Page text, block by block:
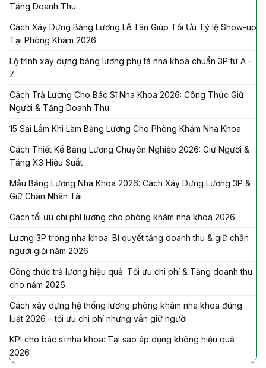
Tăng Doanh Thu
Cách Xây Dựng Bảng Lương Lễ Tân Giúp Tối Ưu Tỷ lệ Show-up
Tại Phòng Khám 2026
Lộ trình xây dựng bảng lương phụ tá nha khoa chuẩn 3P từ A –
Z
Cách Trả Lương Cho Bác Sĩ Nha Khoa 2026: Công Thức Giữ
Người & Tăng Doanh Thu
15 Sai Lầm Khi Làm Bảng Lương Cho Phòng Khám Nha Khoa
Cách Thiết Kế Bảng Lương Chuyên Nghiệp 2026: Giữ Người &
Tăng X3 Hiệu Suất
Mẫu Bảng Lương Nha Khoa 2026: Cách Xây Dựng Lương 3P &
Giữ Chân Nhân Tài
Cách tối ưu chi phí lương cho phòng khám nha khoa 2026
Lương 3P trong nha khoa: Bí quyết tăng doanh thu & giữ chân
người giỏi năm 2026
Công thức trả lương hiệu quả: Tối ưu chi phí & Tăng doanh thu
cho năm 2026
Cách xây dựng hệ thống lương phòng khám nha khoa đúng
luật 2026 – tối ưu chi phí nhưng vẫn giữ người
KPI cho bác sĩ nha khoa: Tại sao áp dụng không hiệu quả
2026